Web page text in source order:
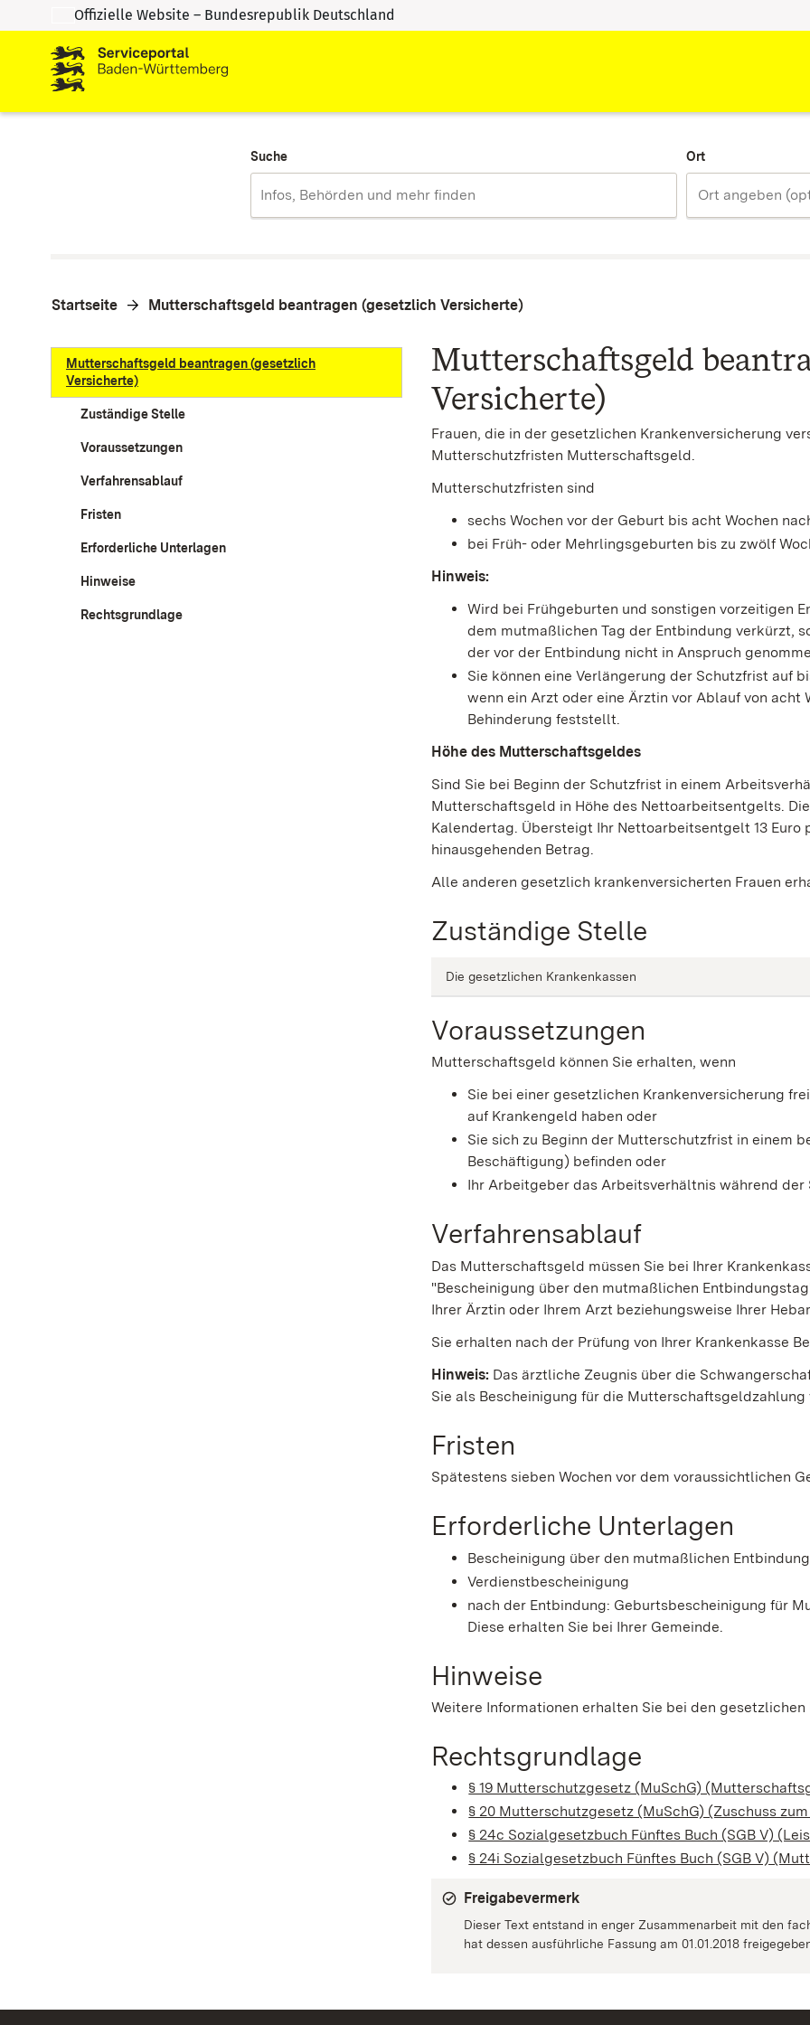
Zum Inhalt springen
Zur Suche springen
Offizielle Website – Bundesrepublik Deutschland
Suche Ort
Startseite Mutterschaftsgeld beantragen (gesetzlich Versicherte)
Mutterschaftsgeld beantragen (gesetzlich
Versicherte)
Zuständige Stelle
Voraussetzungen
Verfahrensablauf
Fristen
Erforderliche Unterlagen
Hinweise
Rechtsgrundlage
Mutterschaftsgeld
Versicherte)
Frauen, die in der gesetzlichen Krankenversicherung
Mutterschutzfristen Mutterschaftsgeld.
Mutterschutzfristen sind
sechs Wochen vor der Geburt bis acht Wochen
bei Früh- oder Mehrlingsgeburten bis zu zwölf
Hinweis:
Wird bei Frühgeburten und sonstigen vorzeitigen
dem mutmaßlichen Tag der Entbindung verkürzt,
der vor der Entbindung nicht in Anspruch
Sie können eine Verlängerung der Schutzfrist auf
wenn ein Arzt oder eine Ärztin vor Ablauf von acht
Behinderung feststellt.
Höhe des Mutterschaftsgeldes
Sind Sie bei Beginn der Schutzfrist in einem
Mutterschaftsgeld in Höhe des Nettoarbeitsentgelts.
Kalendertag. Übersteigt Ihr Nettoarbeitsentgelt 13
hinausgehenden Betrag.
Alle anderen gesetzlich krankenversicherten Frauen
Zuständige Stelle
Die gesetzlichen Krankenkassen
Voraussetzungen
Mutterschaftsgeld können Sie erhalten, wenn
Sie bei einer gesetzlichen Krankenversicherung
auf Krankengeld haben oder
Sie sich zu Beginn der Mutterschutzfrist in einem
Beschäftigung) befinden oder
Ihr Arbeitgeber das Arbeitsverhältnis während
Verfahrensablauf
Das Mutterschaftsgeld müssen Sie bei Ihrer
"Bescheinigung über den mutmaßlichen
Ihrer Ärztin oder Ihrem Arzt beziehungsweise Ihrer
Sie erhalten nach der Prüfung von Ihrer Krankenkasse
Hinweis: Das ärztliche Zeugnis über die
Sie als Bescheinigung für die Mutterschaftsgeldzahlung
Fristen
Spätestens sieben Wochen vor dem voraussichtlichen
Erforderliche Unterlagen
Bescheinigung über den mutmaßlichen
Verdienstbescheinigung
nach der Entbindung: Geburtsbescheinigung für
Diese erhalten Sie bei Ihrer Gemeinde.
Hinweise
Weitere Informationen erhalten Sie bei den gesetzlichen
Rechtsgrundlage
§ 19 Mutterschutzgesetz (MuSchG)
§ 20 Mutterschutzgesetz (MuSchG) (Zuschuss
§ 24c Sozialgesetzbuch Fünftes Buch (SGB V)
§ 24i Sozialgesetzbuch Fünftes Buch (SGB V)
Freigabevermerk
Dieser Text entstand in enger Zusammenarbeit mit den
hat dessen ausführliche Fassung am 01.01.2018